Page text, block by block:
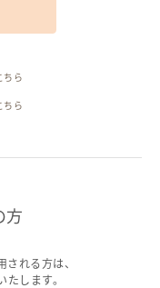
ちら
ちら
方
れる方は、
します。